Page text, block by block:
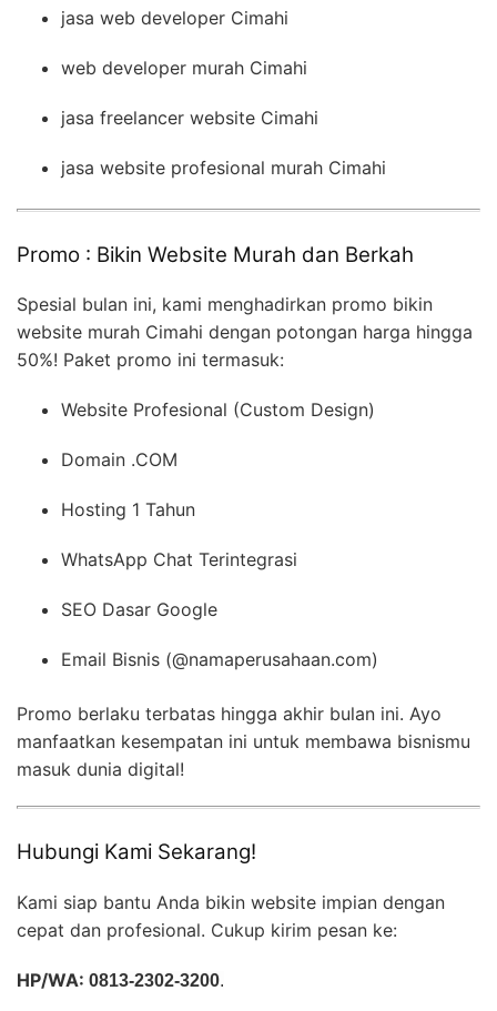
jasa web developer Cimahi
web developer murah Cimahi
jasa freelancer website Cimahi
jasa website profesional murah Cimahi
Promo : Bikin Website Murah dan Berkah
Spesial bulan ini, kami menghadirkan promo bikin
website murah Cimahi dengan potongan harga hingga
50%! Paket promo ini termasuk:
Website Profesional (Custom Design)
Domain .COM
Hosting 1 Tahun
WhatsApp Chat Terintegrasi
SEO Dasar Google
Email Bisnis (@namaperusahaan.com)
Promo berlaku terbatas hingga akhir bulan ini. Ayo
manfaatkan kesempatan ini untuk membawa bisnismu
masuk dunia digital!
Hubungi Kami Sekarang!
Kami siap bantu Anda bikin website impian dengan
cepat dan profesional. Cukup kirim pesan ke:
HP/WA: 0813-2302-3200.